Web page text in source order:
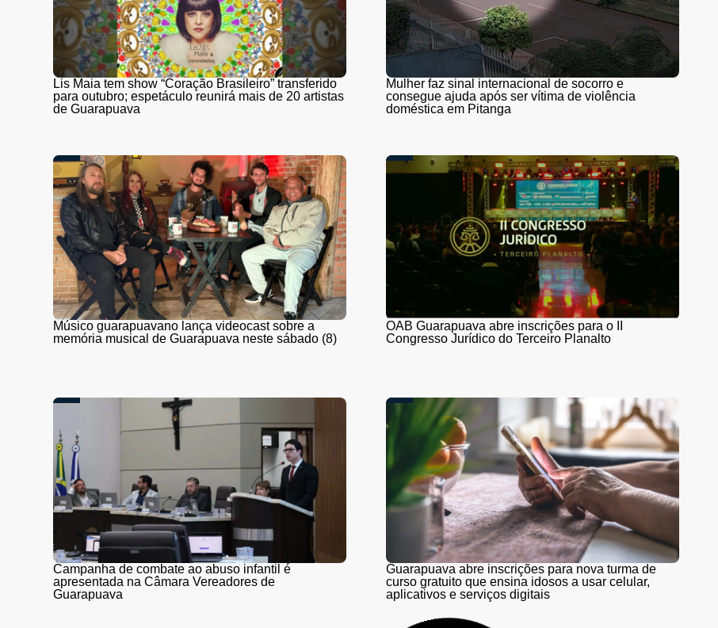
Lis Maia tem show “Coração Brasileiro” transferido
para outubro; espetáculo reunirá mais de 20 artistas
de Guarapuava
Mulher faz sinal internacional de socorro e
consegue ajuda após ser vítima de violência
doméstica em Pitanga
Músico guarapuavano lança videocast sobre a
memória musical de Guarapuava neste sábado (8)
OAB Guarapuava abre inscrições para o II
Congresso Jurídico do Terceiro Planalto
Campanha de combate ao abuso infantil é
apresentada na Câmara Vereadores de
Guarapuava
Guarapuava abre inscrições para nova turma de
curso gratuito que ensina idosos a usar celular,
aplicativos e serviços digitais